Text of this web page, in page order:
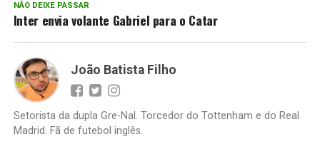
NÃO DEIXE PASSAR
Inter envia volante Gabriel para o Catar
João Batista Filho
Setorista da dupla Gre-Nal. Torcedor do Tottenham e do Real
Madrid. Fã de futebol inglês.